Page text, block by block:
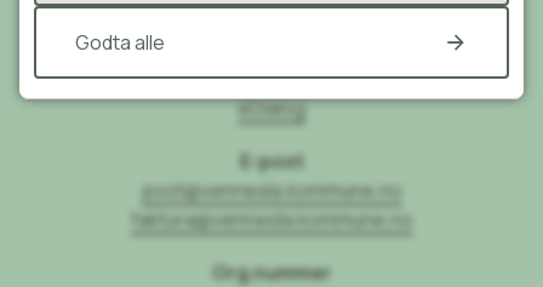
Send sikker post til oss
eDialog
E-post
post@vennesla.kommune.no
faktura@vennesla.kommune.no
Org.nummer
Godta alle